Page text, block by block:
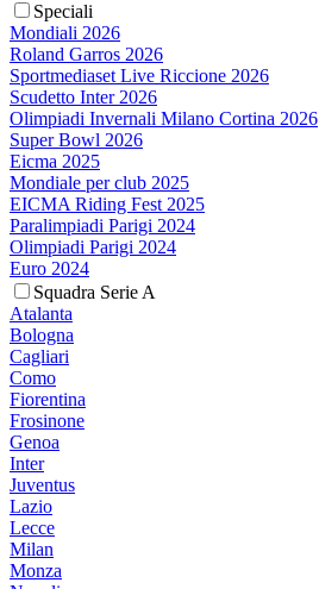
Speciali
Mondiali 2026
Roland Garros 2026
Sportmediaset Live Riccione 2026
Scudetto Inter 2026
Olimpiadi Invernali Milano Cortina 2026
Super Bowl 2026
Eicma 2025
Mondiale per club 2025
EICMA Riding Fest 2025
Paralimpiadi Parigi 2024
Olimpiadi Parigi 2024
Euro 2024
Squadra Serie A
Atalanta
Bologna
Cagliari
Como
Fiorentina
Frosinone
Genoa
Inter
Juventus
Lazio
Lecce
Milan
Monza